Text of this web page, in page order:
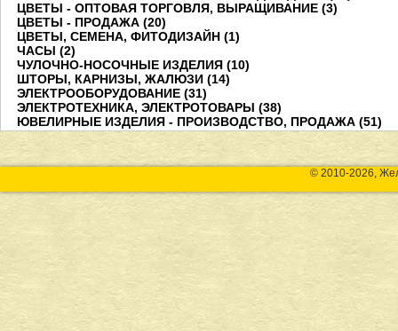
ЦВЕТЫ - ОПТОВАЯ ТОРГОВЛЯ, ВЫРАЩИВАНИЕ (3)
ЦВЕТЫ - ПРОДАЖА (20)
ЦВЕТЫ, СЕМЕНА, ФИТОДИЗАЙН (1)
ЧАСЫ (2)
ЧУЛОЧНО-НОСОЧНЫЕ ИЗДЕЛИЯ (10)
ШТОРЫ, КАРНИЗЫ, ЖАЛЮЗИ (14)
ЭЛЕКТРООБОРУДОВАНИЕ (31)
ЭЛЕКТРОТЕХНИКА, ЭЛЕКТРОТОВАРЫ (38)
ЮВЕЛИРНЫЕ ИЗДЕЛИЯ - ПРОИЗВОДСТВО, ПРОДАЖА (51)
© 2010-2026,